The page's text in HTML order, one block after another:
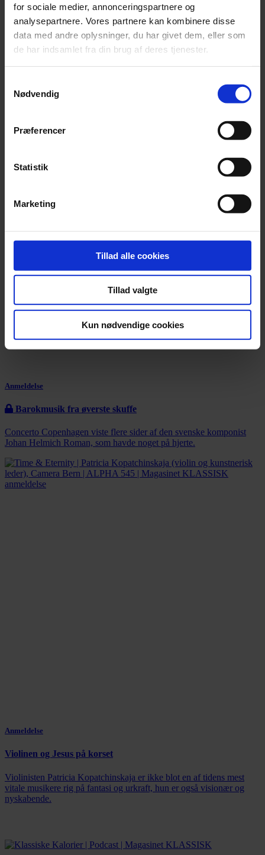
for sociale medier, annonceringspartnere og
analysepartnere. Vores partnere kan kombinere disse
data med andre oplysninger, du har givet dem, eller som
de har indsamlet fra din brug af deres tjenester.
Nødvendig
Præferencer
Statistik
Marketing
Tillad alle cookies
Tillad valgte
Kun nødvendige cookies
Sommerfestivalen åbnede med en klavertrio af den klassiske
tradition - markant anderledes, end vi typisk kender herhjemme.
Anmeldelse
Barokmusik fra øverste skuffe
Concerto Copenhagen viste flere sider af den svenske komponist
Johan Helmich Roman, som havde noget på hjerte.
Anmeldelse
Violinen og Jesus på korset
Violinisten Patricia Kopatchinskaja er ikke blot en af tidens mest
vitale musikere rig på fantasi og urkraft, hun er også visionær og
nyskabende.